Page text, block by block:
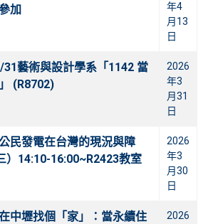
加
年4
月13
日
31藝術與設計學系「1142 當
(R8702)
2026
年3
月31
日
民發電在台灣的現況與障
）14:10-16:00~R2423教室
2026
年3
月30
日
中壢找個「家」：當永續住
2026